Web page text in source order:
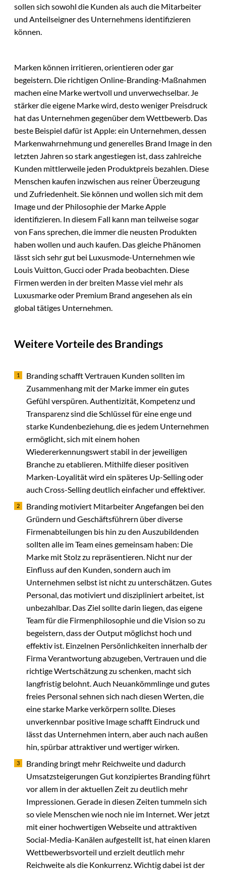
sollen sich sowohl die Kunden als auch die Mitarbeiter
und Anteilseigner des Unternehmens identifizieren
können.
Marken können irritieren, orientieren oder gar
begeistern. Die richtigen Online-Branding-Maßnahmen
machen eine Marke wertvoll und unverwechselbar. Je
stärker die eigene Marke wird, desto weniger Preisdruck
hat das Unternehmen gegenüber dem Wettbewerb. Das
beste Beispiel dafür ist Apple: ein Unternehmen, dessen
Markenwahrnehmung und generelles Brand Image in den
letzten Jahren so stark angestiegen ist, dass zahlreiche
Kunden mittlerweile jeden Produktpreis bezahlen. Diese
Menschen kaufen inzwischen aus reiner Überzeugung
und Zufriedenheit. Sie können und wollen sich mit dem
Image und der Philosophie der Marke Apple
identifizieren. In diesem Fall kann man teilweise sogar
von Fans sprechen, die immer die neusten Produkten
haben wollen und auch kaufen. Das gleiche Phänomen
lässt sich sehr gut bei Luxusmode-Unternehmen wie
Louis Vuitton, Gucci oder Prada beobachten. Diese
Firmen werden in der breiten Masse viel mehr als
Luxusmarke oder Premium Brand angesehen als ein
global tätiges Unternehmen.
Weitere Vorteile des Brandings
Branding schafft Vertrauen Kunden sollten im
Zusammenhang mit der Marke immer ein gutes
Gefühl verspüren. Authentizität, Kompetenz und
Transparenz sind die Schlüssel für eine enge und
starke Kundenbeziehung, die es jedem Unternehmen
ermöglicht, sich mit einem hohen
Wiedererkennungswert stabil in der jeweiligen
Branche zu etablieren. Mithilfe dieser positiven
Marken-Loyalität wird ein späteres Up-Selling oder
auch Cross-Selling deutlich einfacher und effektiver.
Branding motiviert Mitarbeiter Angefangen bei den
Gründern und Geschäftsführern über diverse
Firmenabteilungen bis hin zu den Auszubildenden
sollten alle im Team eines gemeinsam haben: Die
Marke mit Stolz zu repräsentieren. Nicht nur der
Einfluss auf den Kunden, sondern auch im
Unternehmen selbst ist nicht zu unterschätzen. Gutes
Personal, das motiviert und diszipliniert arbeitet, ist
unbezahlbar. Das Ziel sollte darin liegen, das eigene
Team für die Firmenphilosophie und die Vision so zu
begeistern, dass der Output möglichst hoch und
effektiv ist. Einzelnen Persönlichkeiten innerhalb der
Firma Verantwortung abzugeben, Vertrauen und die
richtige Wertschätzung zu schenken, macht sich
langfristig belohnt. Auch Neuankömmlinge und gutes
freies Personal sehnen sich nach diesen Werten, die
eine starke Marke verkörpern sollte. Dieses
unverkennbar positive Image schafft Eindruck und
lässt das Unternehmen intern, aber auch nach außen
hin, spürbar attraktiver und wertiger wirken.
Branding bringt mehr Reichweite und dadurch
Umsatzsteigerungen Gut konzipiertes Branding führt
vor allem in der aktuellen Zeit zu deutlich mehr
Impressionen. Gerade in diesen Zeiten tummeln sich
so viele Menschen wie noch nie im Internet. Wer jetzt
mit einer hochwertigen Webseite und attraktiven
Social-Media-Kanälen aufgestellt ist, hat einen klaren
Wettbewerbsvorteil und erzielt deutlich mehr
Reichweite als die Konkurrenz. Wichtig dabei ist der